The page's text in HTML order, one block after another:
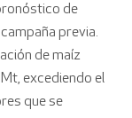
de
previa.
de maíz
excediendo el
que se